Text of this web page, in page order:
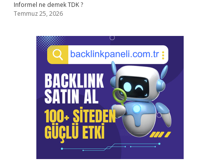
Informel ne demek TDK ?
Temmuz 25, 2026